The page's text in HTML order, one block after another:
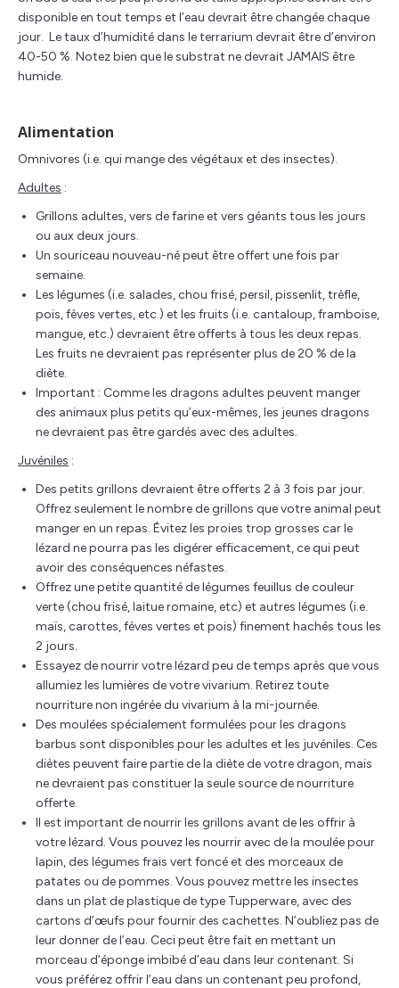
disponible en tout temps et l’eau devrait être changée chaque
jour. Le taux d’humidité dans le terrarium devrait être d’environ
40-50 %. Notez bien que le substrat ne devrait JAMAIS être
humide.
Alimentation
Omnivores (i.e. qui mange des végétaux et des insectes).
Adultes :
Grillons adultes, vers de farine et vers géants tous les jours
ou aux deux jours.
Un souriceau nouveau-né peut être offert une fois par
semaine.
Les légumes (i.e. salades, chou frisé, persil, pissenlit, trèfle,
pois, fèves vertes, etc.) et les fruits (i.e. cantaloup, framboise,
mangue, etc.) devraient être offerts à tous les deux repas.
Les fruits ne devraient pas représenter plus de 20 % de la
diète.
Important : Comme les dragons adultes peuvent manger
des animaux plus petits qu’eux-mêmes, les jeunes dragons
ne devraient pas être gardés avec des adultes.
Juvéniles :
Des petits grillons devraient être offerts 2 à 3 fois par jour.
Offrez seulement le nombre de grillons que votre animal peut
manger en un repas. Évitez les proies trop grosses car le
lézard ne pourra pas les digérer efficacement, ce qui peut
avoir des conséquences néfastes.
Offrez une petite quantité de légumes feuillus de couleur
verte (chou frisé, laitue romaine, etc) et autres légumes (i.e.
maïs, carottes, fèves vertes et pois) finement hachés tous les
2 jours.
Essayez de nourrir votre lézard peu de temps après que vous
allumiez les lumières de votre vivarium. Retirez toute
nourriture non ingérée du vivarium à la mi-journée.
Des moulées spécialement formulées pour les dragons
barbus sont disponibles pour les adultes et les juvéniles. Ces
diètes peuvent faire partie de la diète de votre dragon, mais
ne devraient pas constituer la seule source de nourriture
offerte.
Il est important de nourrir les grillons avant de les offrir à
votre lézard. Vous pouvez les nourrir avec de la moulée pour
lapin, des légumes frais vert foncé et des morceaux de
patates ou de pommes. Vous pouvez mettre les insectes
dans un plat de plastique de type Tupperware, avec des
cartons d’œufs pour fournir des cachettes. N’oubliez pas de
leur donner de l’eau. Ceci peut être fait en mettant un
morceau d’éponge imbibé d’eau dans leur contenant. Si
vous préférez offrir l’eau dans un contenant peu profond,